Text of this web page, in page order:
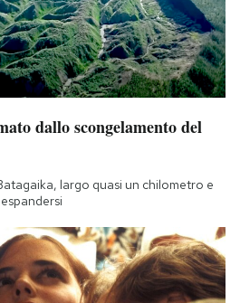
dallo scongelamento del
largo quasi un chilometro e